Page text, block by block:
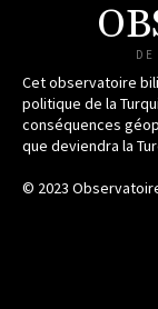
DE
Cet observatoire
politique de la
conséquences
que deviendra la
© 2023